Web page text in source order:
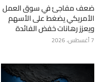
ضعف مفاجئ في سوق العمل
الأمريكي يضغط على الأسهم
ويعزز رهانات خفض الفائدة
7 أغسطس، 2026